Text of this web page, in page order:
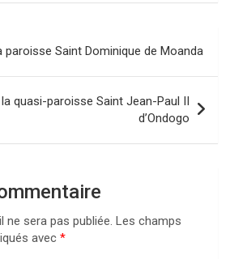
paroisse Saint Dominique de Moanda
quasi-paroisse Saint Jean-Paul II
d’Ondogo
sera pas publiée. Les champs
avec *